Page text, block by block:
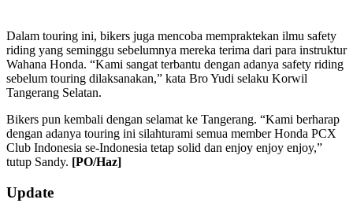
Dalam touring ini, bikers juga mencoba mempraktekan ilmu safety
riding yang seminggu sebelumnya mereka terima dari para instruktur
Wahana Honda. “Kami sangat terbantu dengan adanya safety riding
sebelum touring dilaksanakan,” kata Bro Yudi selaku Korwil
Tangerang Selatan.
Bikers pun kembali dengan selamat ke Tangerang. “Kami berharap
dengan adanya touring ini silahturami semua member Honda PCX
Club Indonesia se-Indonesia tetap solid dan enjoy enjoy enjoy,”
tutup Sandy. [PO/Haz]
2019-
07-
Update